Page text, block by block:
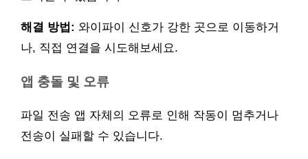
해결 방법: 와이파이 신호가 강한 곳으로 이동하거
나, 직접 연결을 시도해보세요.
앱 충돌 및 오류
파일 전송 앱 자체의 오류로 인해 작동이 멈추거나
전송이 실패할 수 있습니다.